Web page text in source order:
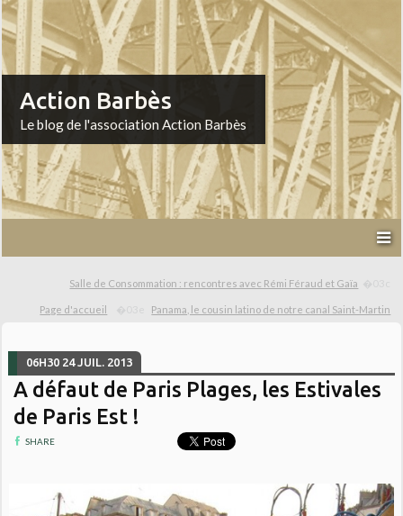
Action Barbès
Le blog de l'association Action Barbès
Salle de Consommation : rencontres avec Rémi Féraud et Gaïa
Page d'accueil Panama, le cousin latino de notre canal Saint-Martin
06H30 24 JUIL. 2013
A défaut de Paris Plages, les Estivales
de Paris Est !
SHARE